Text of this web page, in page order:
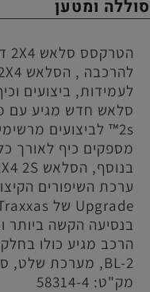
סוללה ומטען
לעמידות, ביצועים
מספקים כיף לאורך
בנסיעה הקשה ביותר
הרכב מגיע כולו
BL-2, מערכת שלט, סרבו היגוי, חופה שקופה.
מק"ט: 58314-4